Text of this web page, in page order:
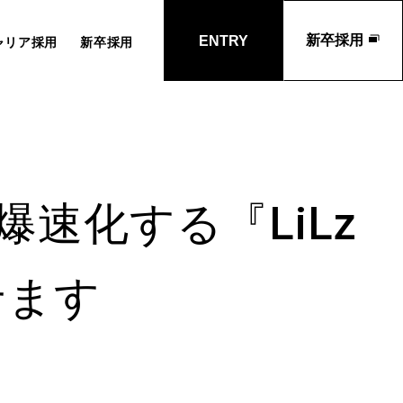
新卒採用
ENTRY
リア採用 新卒採用
速化する『LiLz
す